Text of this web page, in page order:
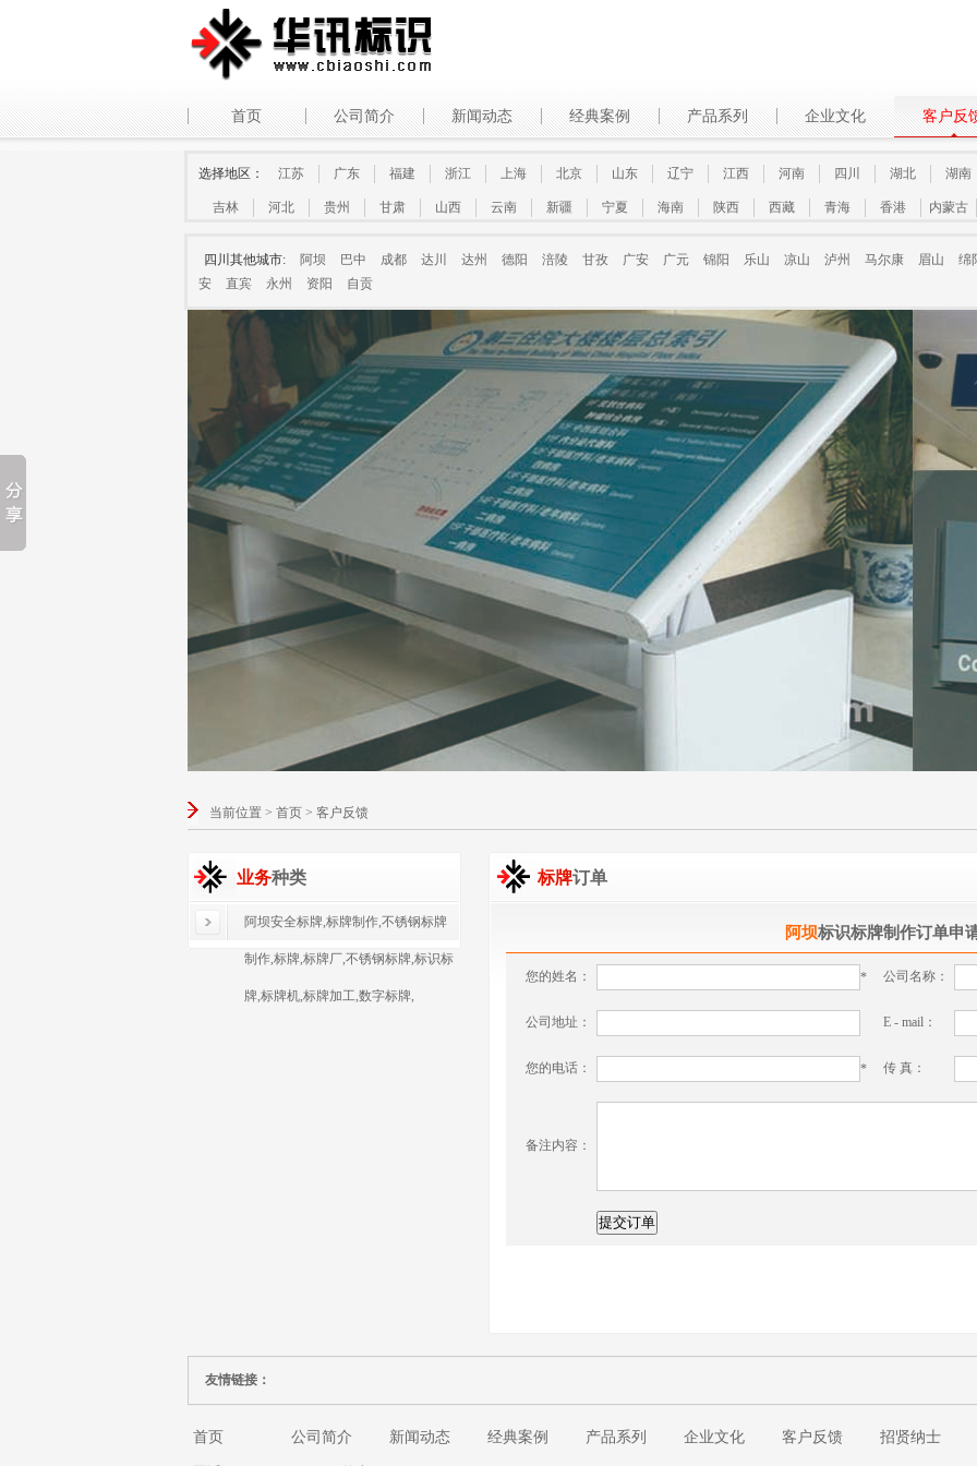
首页 公司简介 新闻动态 经典案例 产品系列 企业文化 客户反
选择地区： 江苏 广东 福建 浙江 上海 北京 山东 辽宁 江西 河南 四川 湖北 湖南
吉林 河北 贵州 甘肃 山西 云南 新疆 宁夏 海南 陕西 西藏 青海 香港 内蒙古
四川其他城市: 阿坝 巴中 成都 达川 达州 德阳 涪陵 甘孜 广安 广元 锦阳 乐山 凉山 泸州 马尔康 眉山
绵
安
直宾 永州 资阳 自贡
当前位置 > 首页 > 客户反馈
业务种类
阿坝安全标牌,标牌制作,不锈钢标牌
制作,标牌,标牌厂,不锈钢标牌,标识标
牌,标牌机,标牌加工,数字标牌,
标牌订单
阿坝标识标牌制作订单申
您的姓名： * 公司名称：
公司地址： E - mail：
您的电话： * 传 真：
备注内容：
友情链接：
首页 公司简介 新闻动态 经典案例 产品系列 企业文化 客户反馈 招贤纳士